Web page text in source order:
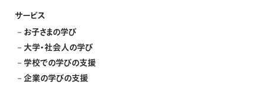
サービス
お子さまの学び
大学・社会人の学び
学校での学びの支援
企業の学びの支援